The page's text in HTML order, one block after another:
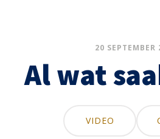
20 SEPTEMBER
Al wat
VIDEO